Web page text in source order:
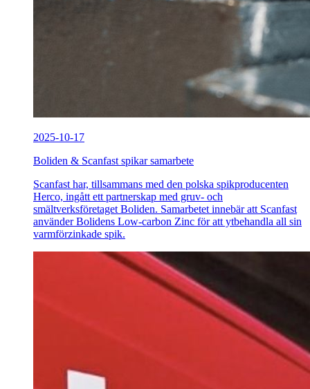
2025-10-17
Boliden & Scanfast spikar samarbete
Scanfast har, tillsammans med den polska spikproducenten
Herco, ingått ett partnerskap med gruv- och
smältverksföretaget Boliden. Samarbetet innebär att Scanfast
använder Bolidens Low-carbon Zinc för att ytbehandla all sin
varmförzinkade spik.